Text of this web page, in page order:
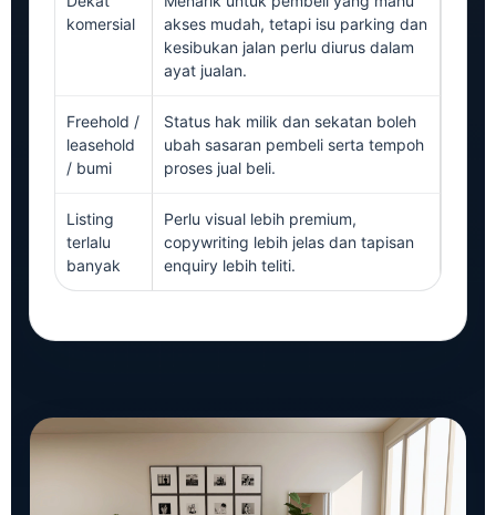
komersial
akses mudah, tetapi isu parking dan
kesibukan jalan perlu diurus dalam
ayat jualan.
Freehold /
leasehold
/ bumi
Status hak milik dan sekatan boleh
ubah sasaran pembeli serta tempoh
proses jual beli.
Listing
terlalu
banyak
Perlu visual lebih premium,
copywriting lebih jelas dan tapisan
enquiry lebih teliti.